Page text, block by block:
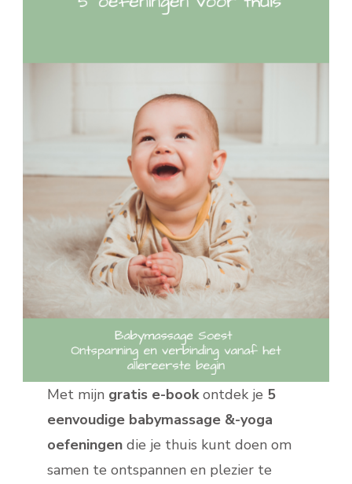
Met mijn gratis e-bookontdek je 5
eenvoudige babymassage &-yoga
oefeningen die je thuis kunt doen om
samen te ontspannen en plezier te